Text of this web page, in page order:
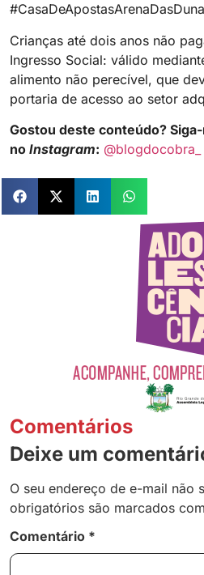
Crianças até dois anos não
Ingresso Social: válido
alimento não perecível, que
portaria de acesso ao setor
Gostou deste conteúdo?
no Instagram: @blogdocobra_
Comentários
Deixe um
O seu endereço de e-mail não
obrigatórios são marcados com
Comentário *